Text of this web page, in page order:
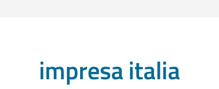
impresa italia